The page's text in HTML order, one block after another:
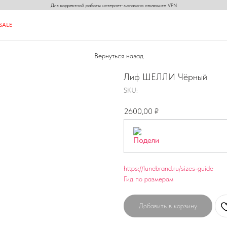
AL E
Для корректной работы интернет-магазина отключите VPN
Вернуться назад
Лиф ШЕЛЛИ Чёрный
SKU:
2600,00 ₽
https://lunebrand.ru/sizes-guide
Гид по размерам
Добавить в корзину